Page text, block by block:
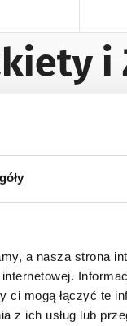
a nasza strona
ci mogą łączyć te
ich usług lub
i